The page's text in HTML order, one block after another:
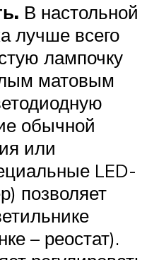
В настольной
лучше всего
лампочку
матовым
обычной
или
LED-
позволяет
– реостат).